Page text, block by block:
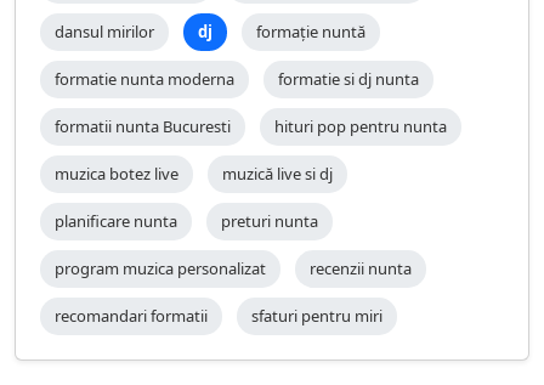
dansul mirilor dj formație nuntă
formatie nunta moderna formatie si dj nunta
formatii nunta Bucuresti hituri pop pentru nunta
muzica botez live muzică live si dj
planificare nunta preturi nunta
program muzica personalizat recenzii nunta
recomandari formatii sfaturi pentru miri